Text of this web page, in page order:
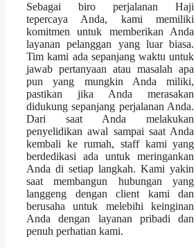
Sebagai biro perjalanan Haji
tepercaya Anda, kami memiliki
komitmen untuk memberikan Anda
layanan pelanggan yang luar biasa.
Tim kami ada sepanjang waktu untuk
jawab pertanyaan atau masalah apa
pun yang mungkin Anda miliki,
pastikan jika Anda merasakan
didukung sepanjang perjalanan Anda.
Dari saat Anda melakukan
penyelidikan awal sampai saat Anda
kembali ke rumah, staff kami yang
berdedikasi ada untuk meringankan
Anda di setiap langkah. Kami yakin
saat membangun hubungan yang
langgeng dengan client kami dan
berusaha untuk melebihi keinginan
Anda dengan layanan pribadi dan
penuh perhatian kami.